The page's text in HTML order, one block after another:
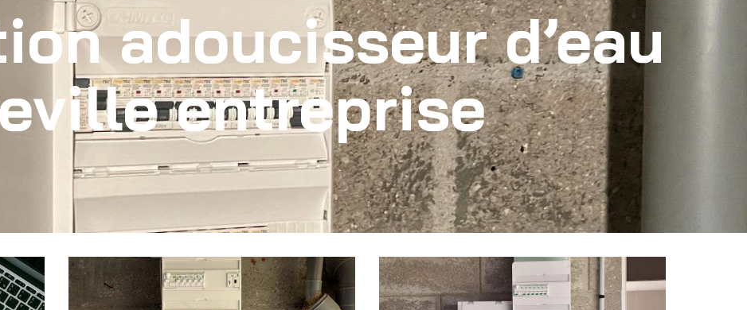
adoucisseur d’eau
entreprise